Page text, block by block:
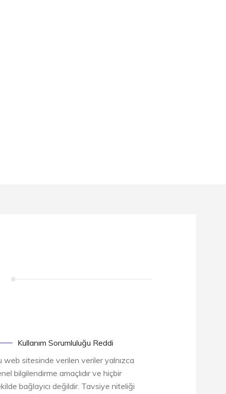
Kullanım Sorumluluğu Reddi
web sitesinde verilen veriler yalnızca
bilgilendirme amaçlıdır ve hiçbir
bağlayıcı değildir. Tavsiye niteliği